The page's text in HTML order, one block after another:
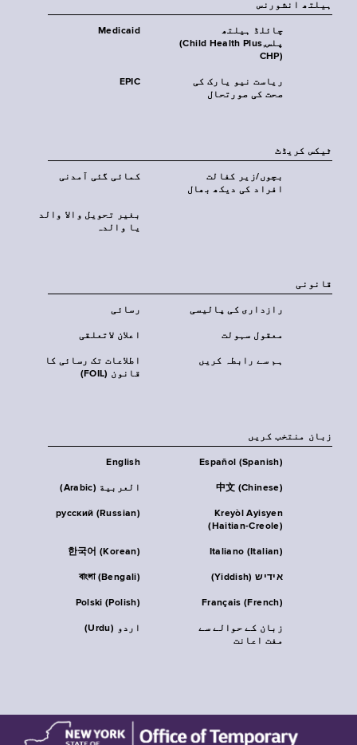
‏ہیلتھ انشورنس
Medicaid
چائلڈ ہیلتھ
پلس‎(Child Health Plus,
CHP)‎
EPIC
ریاست نیو یارک کی
صحت کی صورتحال
ٹیکس کریڈٹ
کمائی گئی آمدنی
بچوں/زیر کفالت
افراد کی دیکھ بھال
بغیر تحویل والا والد
یا والدہ
قانونی
رسائی رازداری کی پالیسی
اعلان لاتعلقی معقول سہولت
اطلاعات تک رسائی کا
قانون (FOIL)
ہم سے رابطہ کریں
زبان منتخب کریں
English Español (Spanish)
العربية (Arabic) 中文 (Chinese)
русский (Russian)
Kreyòl Ayisyen
(Haitian-Creole)
한국어 (Korean) Italiano (Italian)
বাংলা (Bengali) אידיש (Yiddish)
Polski (Polish) Français (French)
اردو (Urdu)
زبان کے حوالے سے
مفت اعانت